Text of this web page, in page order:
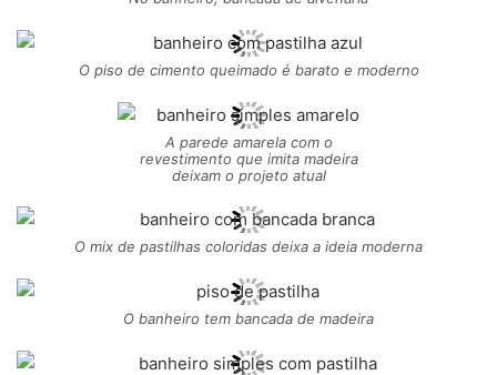
O piso de cimento queimado é barato e moderno
A parede amarela com o
revestimento que imita madeira
deixam o projeto atual
O mix de pastilhas coloridas deixa a ideia moderna
O banheiro tem bancada de madeira